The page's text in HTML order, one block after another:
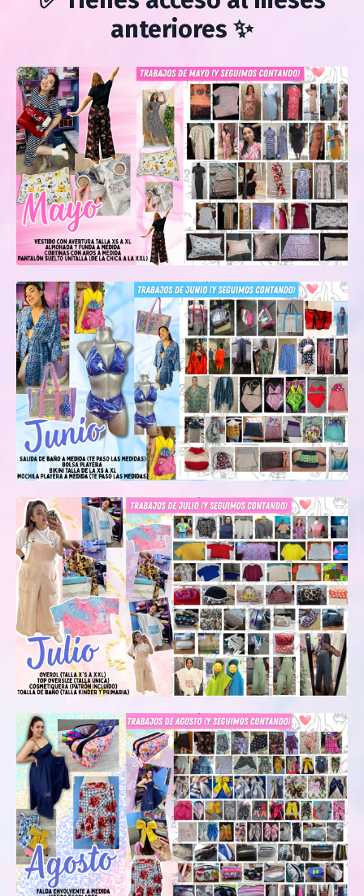
anteriores ✨